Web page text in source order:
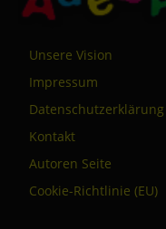
Unsere Vision
Impressum
Datenschutzerklärung
Kontakt
Autoren Seite
Cookie-Richtlinie (EU)